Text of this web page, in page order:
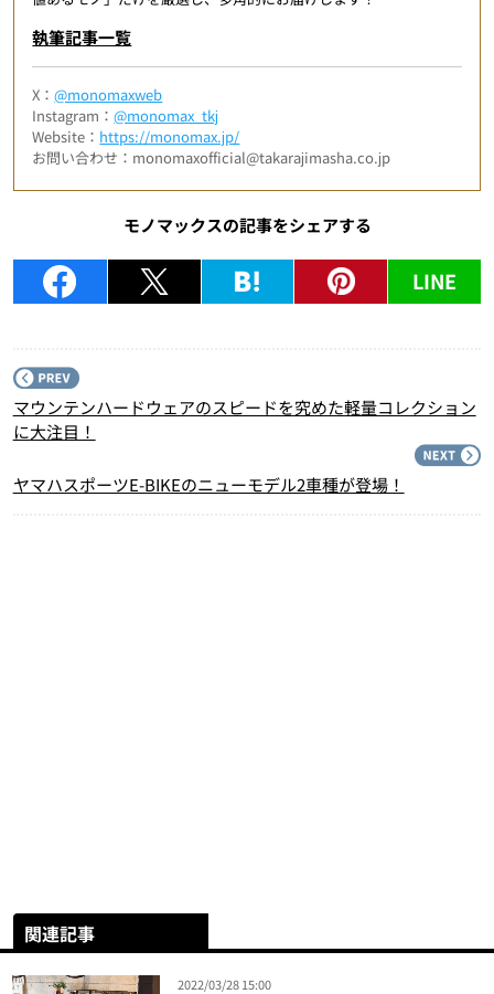
執筆記事一覧
X：@monomaxweb
Instagram：@monomax_tkj
Website： https://monomax.jp/
お問い合わせ：monomaxofficial@takarajimasha.co.jp
モノマックスの記事をシェアする
LINE
マウンテンハードウェアのスピードを究めた軽量コレクション
に大注目！
ヤマハスポーツE-BIKEのニューモデル2車種が登場！
関連記事
2022/03/28 15:00